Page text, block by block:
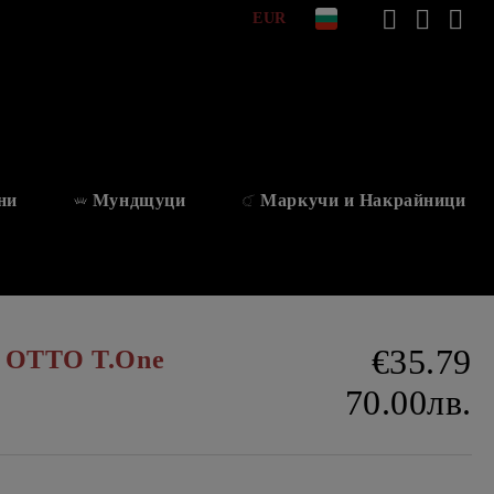
EUR
Мундщуци Маркучи и Накрайници
T.One
€35.79
70.00лв.